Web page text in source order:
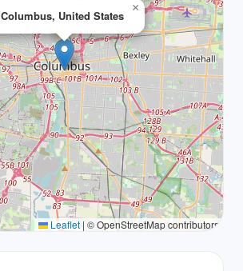
Columbus, United States
×
Leaflet | © OpenStreetMap contributors